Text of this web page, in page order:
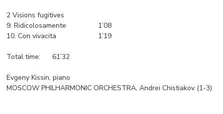
2 Visions fugitives
9. Ridicolosamente 1’08
10. Con vivacita 1’19
Total time: 61’32
Evgeny Kissin, piano
MOSCOW PHILHARMONIC ORCHESTRA, Andrei Chistiakov (1-3)